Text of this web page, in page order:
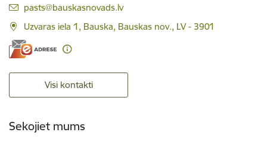
E-pasts:
pasts@bauskasnovads.lv
Uzvaras iela 1, Bauska, Bauskas nov., LV - 3901
Visi kontakti
Sekojiet mums